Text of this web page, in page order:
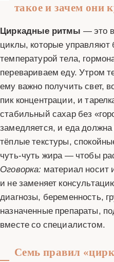
такое и зачем они
Циркадные ритмы — это
циклы, которые управляют
температурой тела,
перевариваем еду. Утром
ему важно получить свет,
пик концентрации, и
стабильный сахар без
замедляется, и еда
тёплые текстуры,
чуть-чуть жира — чтобы
Оговорка: материал носит
и не заменяет
диагнозы, беременность,
назначенные препараты,
вместе со специалистом.
Семь правил